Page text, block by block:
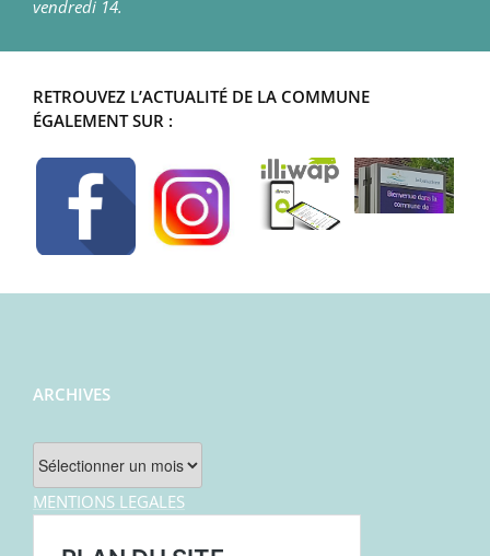
vendredi 14.
RETROUVEZ L’ACTUALITÉ DE LA COMMUNE
ÉGALEMENT SUR :
ARCHIVES
MENTIONS LEGALES